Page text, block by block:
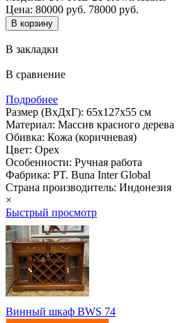
Цена: 80000 руб. 78000 руб.
В закладки
В сравнение
Подробнее
Размер (ВхДхГ): 65х127х55 см
Материал: Массив красного дерева
Обивка: Кожа (коричневая)
Цвет: Орех
Особенности: Ручная работа
Фабрика: PT. Buna Inter Global
Страна производитель: Индонезия
×
Быстрый просмотр
Винный шкаф BWS 74